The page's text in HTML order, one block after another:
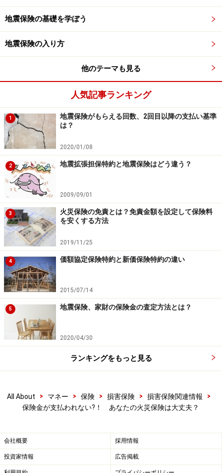
地震保険の基礎を学ぼう
地震保険の入り方
他のテーマも見る
人気記事ランキング
1
地震保険がもらえる回数、2回目以降の支払い基準
は？
2020/01/08
2 地震拡張担保特約と地震保険はどう違う？
2009/09/01
3
火災保険の免責とは？免責金額を設定して保険料
を安くする方法
2019/11/25
4 価額協定保険特約と新価保険特約の違い
2015/07/14
5 地震保険、家財の保険金の査定方法とは？
2020/04/30
ランキングをもっと見る
All About > マネー > 保険 > 損害保険 > 損害保険関連情報
>
保険金が支払われない?！ あなたの火災保険は大丈夫？
会社概要 採用情報
投資家情報 広告掲載